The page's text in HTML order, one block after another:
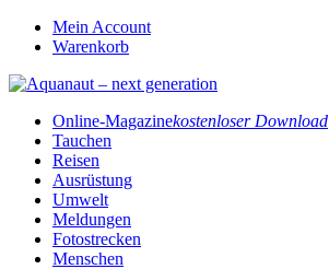
Mein Account
Warenkorb
Online-Magazinekostenloser Download
Tauchen
Reisen
Ausrüstung
Umwelt
Meldungen
Fotostrecken
Menschen